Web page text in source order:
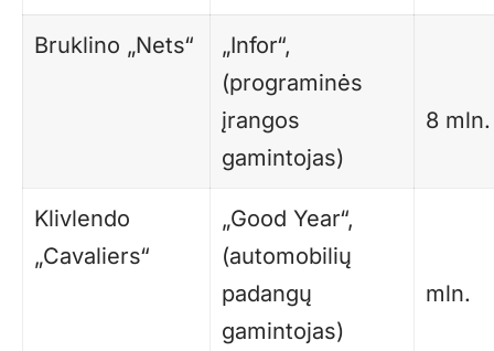
Bruklino „Nets“
„Infor“,
(programinės
įrangos
gamintojas)
8 mln.
Klivlendo
„Cavaliers“
„Good Year“,
(automobilių
padangų
gamintojas)
mln.